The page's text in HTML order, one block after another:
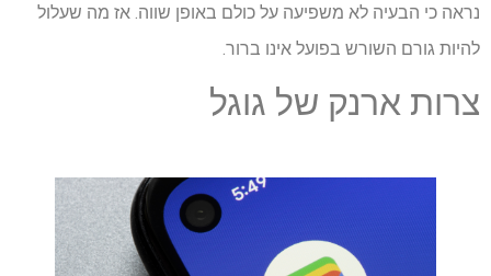
נראה כי הבעיה לא משפיעה על כולם באופן שווה. אז מה שעלול
להיות גורם השורש בפועל אינו ברור.
צרות ארנק של גוגל